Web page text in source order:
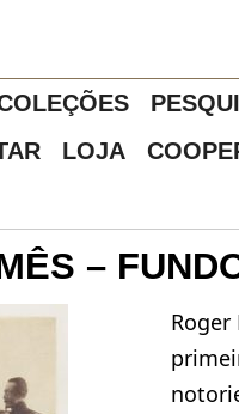
LOJA
–